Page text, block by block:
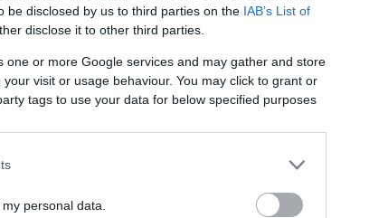
be disclosed by us to third parties on the IAB’s List of
disclose it to other third parties.
one or more Google services and may gather and store
visit or usage behaviour. You may click to grant or
tags to use your data for below specified purposes
personal data.